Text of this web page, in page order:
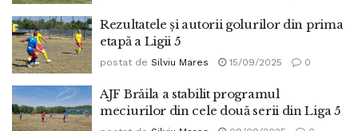
Rezultatele și autorii golurilor din prima
etapă a Ligii 5
postat de Silviu Mares 15/09/2025 0
AJF Brăila a stabilit programul
meciurilor din cele două serii din Liga 5